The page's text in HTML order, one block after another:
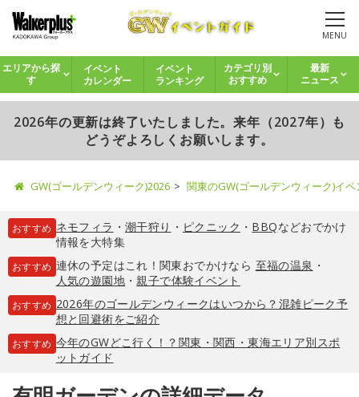
MENU
エリアから探
す
イベント
カレンダー
イベント
ランキング
カテゴリ別
おすすめ
最新
ニュース
2026年の更新は終了いたしました。来年（2027年）も
どうぞよろしくお願いします。
GW(ゴールデンウィーク)2026 関東のGW(ゴールデンウィーク)イ
おすすめ ネモフィラ ・ 潮干狩り ・ ピクニック ・ BBQなどおでかけ
情報を大特集
おすすめ 連休の予定はこれ！関東おでかけなら 至福の温泉 ・
人気の遊園地・親子で体験イベント
おすすめ 2026年のゴールデンウィークはいつから？混雑ピーク予
想と回避術をご紹介
おすすめ 今年のGWどこ行く！？関東・関西・東海エリア別スポ
ットガイド